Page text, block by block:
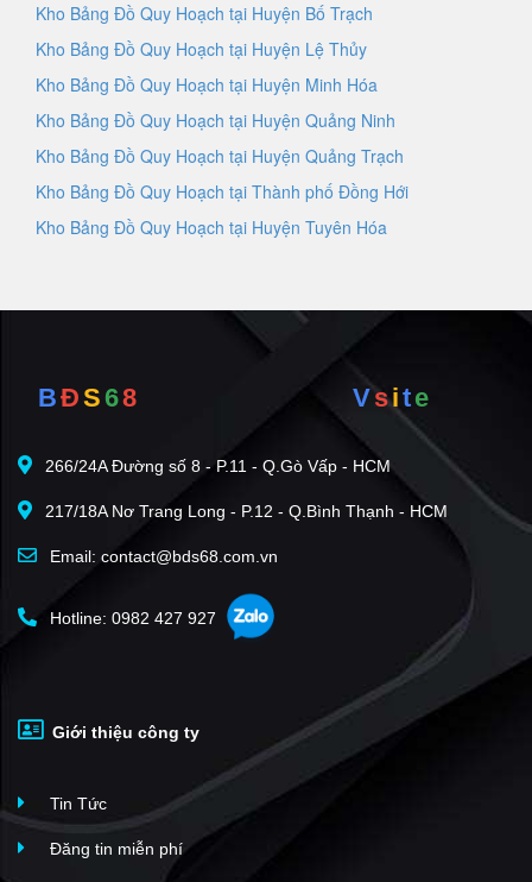
Kho Bảng Đồ Quy Hoạch tại Huyện Bố Trạch
Kho Bảng Đồ Quy Hoạch tại Huyện Lệ Thủy
Kho Bảng Đồ Quy Hoạch tại Huyện Minh Hóa
Kho Bảng Đồ Quy Hoạch tại Huyện Quảng Ninh
Kho Bảng Đồ Quy Hoạch tại Huyện Quảng Trạch
Kho Bảng Đồ Quy Hoạch tại Thành phố Đồng Hới
Kho Bảng Đồ Quy Hoạch tại Huyện Tuyên Hóa
BĐS68 Vsite
266/24A Đường số 8 - P.11 - Q.Gò Vấp - HCM
217/18A Nơ Trang Long - P.12 - Q.Bình Thạnh - HCM
Email: contact@bds68.com.vn
Hotline: 0982 427 927
Giới thiệu công ty
Tin Tức
Đăng tin miễn phí